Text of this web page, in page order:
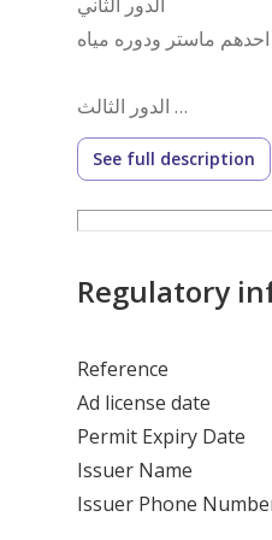
ماستر ودوره مياه
مياه
الموقع
See full description
Regulatory
Reference
Ad license date
Permit Expiry Date
Issuer Name
Issuer Phone